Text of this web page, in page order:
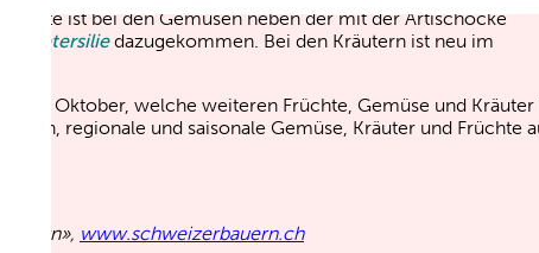
ist bei den Gemüsen neben der mit der Artischocke
dazugekommen. Bei den Kräutern ist neu im
im Oktober, welche weiteren Früchte, Gemüse und Kräuter
regionale und saisonale Gemüse, Kräuter und Früchte
www.schweizerbauern.ch